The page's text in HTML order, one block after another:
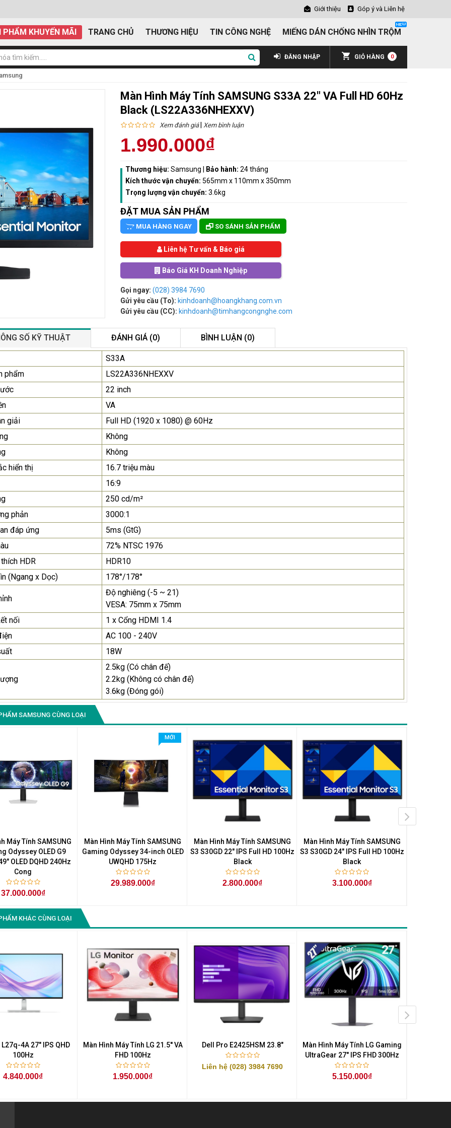
Giới thiệu Góp ý và Liên hệ
PHẨM KHUYẾN MÃI TRANG CHỦ THƯƠNG HIỆU TIN CÔNG NGHỆ MIẾNG DÁN CHỐNG NHÌN TRỘM
GIỎ HÀNG 0
ĐĂNG NHẬP
Màn Hình Máy Tính SAMSUNG S33A 22" VA Full HD 60Hz
Black (LS22A336NHEXXV)
Xem đánh giá| Xem bình luận
1.990.000₫
Thương hiệu: Samsung Bảo hành: 24 tháng
Kích thước vận chuyển: 565mm x 110mm x 350mm
Trọng lượng vận chuyển: 3.6kg
ĐẶT MUA SẢN PHẨM
MUA HÀNG NGAY SO SÁNH SẢN PHẨM
Liên hệ Tư vấn & Báo giá
Báo Giá KH Doanh Nghiệp
Gọi ngay: (028) 3984 7690
Gửi yêu cầu (To): kinhdoanh@hoangkhang.com.vn
Gửi yêu cầu (CC): kinhdoanh@timhangcongnghe.com
SAMSUNG QB55R 55 I...
Liên hệ 0283 9847 690
nhất
Màn Hình Máy Tính Lenovo
2.150.000₫
Màn Hình Quảng Cáo
SAMSUNG QH65R 65 I...
Liên hệ0283 9847 690
SỐ KỸ THUẬT ĐÁNH GIÁ (0) BÌNH LUẬN (0)
S33A
phẩm
LS22A336NHEXXV
22 inch
VA
giải
Full HD (1920 x 1080) @ 60Hz
Không
Không
hiển thị
16.7 triệu màu
16:9
250 cd/m²
phản
3000:1
đáp ứng
5ms (GtG)
72% NTSC 1976
HDR
HDR10
(Ngang x Dọc)
178°/178°
Độ nghiêng (-5 ~ 21)
VESA: 75mm x 75mm
nối
1 x Cổng HDMI 1.4
AC 100 - 240V
18W
2.5kg (Có chân đế)
2.2kg (Không có chân đế)
3.6kg (Đóng gói)
SAMSUNG CÙNG LOẠI
Máy Tính SAMSUNG
Odyssey OLED G9
OLED DQHD 240Hz
Cong
37.000.000₫
MỚI
Màn Hình Máy Tính SAMSUNG
Gaming Odyssey 34-inch OLED
UWQHD 175Hz
29.989.000₫
Màn Hình Máy Tính SAMSUNG
S3 S30GD 22" IPS Full HD 100Hz
Black
2.800.000₫
Màn Hình Máy Tính SAMSUNG
S3 S30GD 24" IPS Full HD 100Hz
Black
3.100.000₫
KHÁC CÙNG LOẠI
4A 27" IPS QHD
100Hz
4.840.000₫
Màn Hình Máy Tính LG 21.5'' VA
FHD 100Hz
1.950.000₫
Dell Pro E2425HSM 23.8"
Liên hệ (028) 3984 7690
Màn Hình Máy Tính LG Gaming
UltraGear 27" IPS FHD 300Hz
5.150.000₫